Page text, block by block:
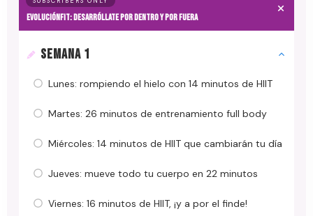
EvoluciónFit: desarróllate por dentro y por fuera
SEMANA 1
Lunes: rompiendo el hielo con 14 minutos de HIIT
Martes: 26 minutos de entrenamiento full body
Miércoles: 14 minutos de HIIT que cambiarán tu día
Jueves: mueve todo tu cuerpo en 22 minutos
Viernes: 16 minutos de HIIT, ¡y a por el finde!